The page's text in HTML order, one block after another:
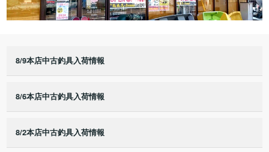
8/9本店中古釣具入荷情報
8/6本店中古釣具入荷情報
8/2本店中古釣具入荷情報